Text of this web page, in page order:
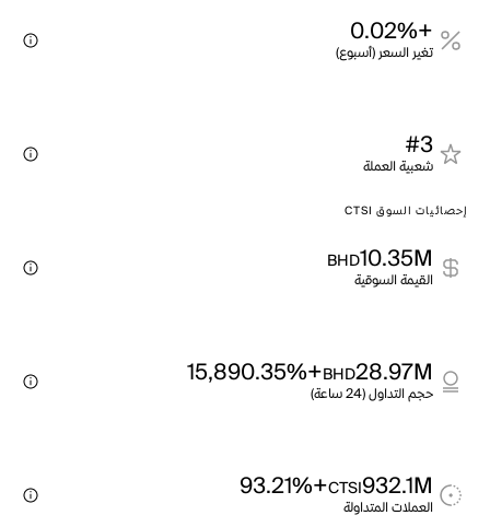
+0.02%
تغير السعر (أسبوع)
#3
شعبية العملة
إحصائيات السوق CTSI
10.35M
BHD
القيمة السوقية
28.97M
BHD
+15,890.35%
حجم التداول (24 ساعة)
932.1M
CTSI
+93.21%
العملات المتداولة